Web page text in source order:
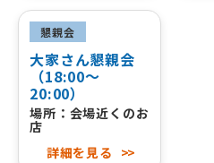
懇親会
大家さん懇親会
（18:00～
20:00）
場所：会場近くのお
店
詳細を見る >>